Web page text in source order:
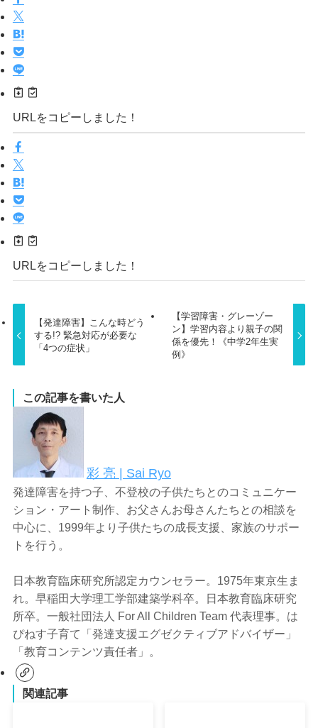
URLをコピーしました！
URLをコピーしました！
【発達障害】こんな時どう
する!? 緊急対応が必要な
「4つの症状」
【学習障害・グレーゾー
ン】学習内容より親子の関
係を優先！《中学2年生実
例》
この記事を書いた人
彩 亮 | Sai Ryo
発達障害を持つ子、不登校の子供たちとのコミュニケー
ション・アート制作、お父さんお母さんたちとの相談を
中心に、1999年より子供たちの成長支援、家族のサポー
トを行う。
日本教育臨床研究所認定カウンセラー。1975年東京生ま
れ。早稲田大学理工学部建築学科卒。日本教育臨床研究
所卒。一般社団法人 For All Children Team 代表理事。は
ぴねす子育て「発達支援エグゼクティブアドバイザー」
「教育コンテンツ責任者」。
関連記事